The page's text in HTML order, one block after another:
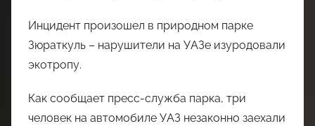
Инцидент произошел в природном парке
Зюраткуль – нарушители на УАЗе изуродовали
экотропу.
Как сообщает пресс-служба парка, три
человек на автомобиле УАЗ незаконно заехали